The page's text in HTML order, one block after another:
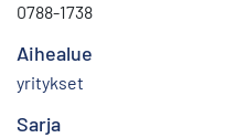
0788-1738
Aihealue
yritykset
Sarja